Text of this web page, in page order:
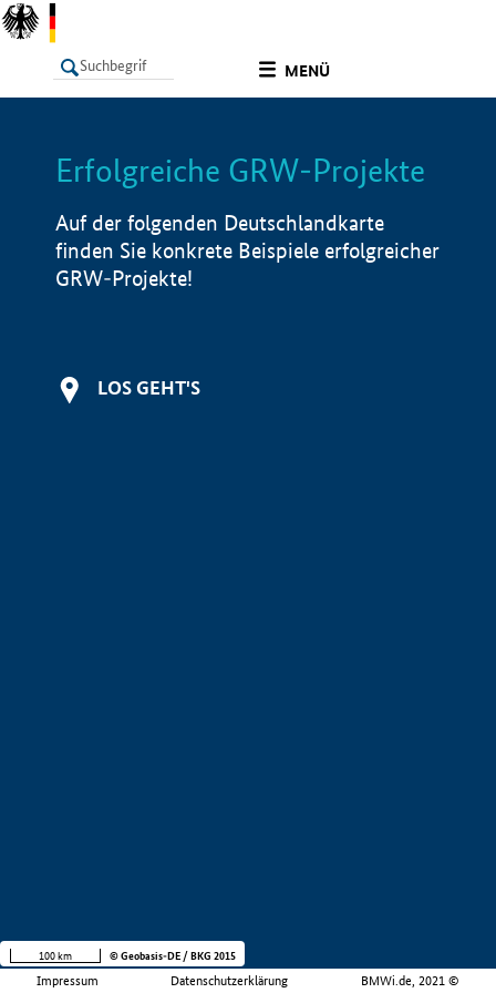
MENÜ
LISTE Info
Erfolgreiche GRW-Projekte
Auf der folgenden Deutschlandkarte
finden Sie konkrete Beispiele erfolgreicher
GRW-Projekte!
LOS GEHT'S
Impressum Datenschutzerklärung BMWi.de, 2021 ©
100 km © Geobasis-DE / BKG 2015